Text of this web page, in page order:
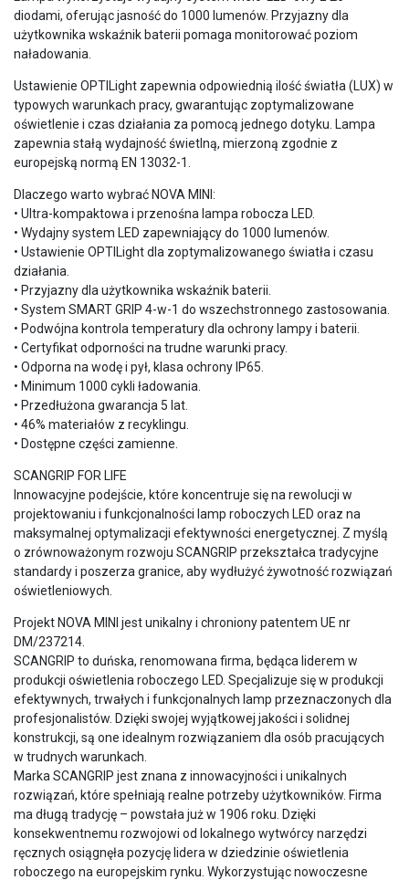
diodami, oferując jasność do 1000 lumenów. Przyjazny dla
użytkownika wskaźnik baterii pomaga monitorować poziom
naładowania.
Ustawienie OPTILight zapewnia odpowiednią ilość światła (LUX) w
typowych warunkach pracy, gwarantując zoptymalizowane
oświetlenie i czas działania za pomocą jednego dotyku. Lampa
zapewnia stałą wydajność świetlną, mierzoną zgodnie z
europejską normą EN 13032-1.
Dlaczego warto wybrać NOVA MINI:
• Ultra-kompaktowa i przenośna lampa robocza LED.
• Wydajny system LED zapewniający do 1000 lumenów.
• Ustawienie OPTILight dla zoptymalizowanego światła i czasu
działania.
• Przyjazny dla użytkownika wskaźnik baterii.
• System SMART GRIP 4-w-1 do wszechstronnego zastosowania.
• Podwójna kontrola temperatury dla ochrony lampy i baterii.
• Certyfikat odporności na trudne warunki pracy.
• Odporna na wodę i pył, klasa ochrony IP65.
• Minimum 1000 cykli ładowania.
• Przedłużona gwarancja 5 lat.
• 46% materiałów z recyklingu.
• Dostępne części zamienne.
SCANGRIP FOR LIFE
Innowacyjne podejście, które koncentruje się na rewolucji w
projektowaniu i funkcjonalności lamp roboczych LED oraz na
maksymalnej optymalizacji efektywności energetycznej. Z myślą
o zrównoważonym rozwoju SCANGRIP przekształca tradycyjne
standardy i poszerza granice, aby wydłużyć żywotność rozwiązań
oświetleniowych.
Projekt NOVA MINI jest unikalny i chroniony patentem UE nr
DM/237214.
SCANGRIP to duńska, renomowana firma, będąca liderem w
produkcji oświetlenia roboczego LED. Specjalizuje się w produkcji
efektywnych, trwałych i funkcjonalnych lamp przeznaczonych dla
profesjonalistów. Dzięki swojej wyjątkowej jakości i solidnej
konstrukcji, są one idealnym rozwiązaniem dla osób pracujących
w trudnych warunkach.
Marka SCANGRIP jest znana z innowacyjności i unikalnych
rozwiązań, które spełniają realne potrzeby użytkowników. Firma
ma długą tradycję – powstała już w 1906 roku. Dzięki
konsekwentnemu rozwojowi od lokalnego wytwórcy narzędzi
ręcznych osiągnęła pozycję lidera w dziedzinie oświetlenia
roboczego na europejskim rynku. Wykorzystując nowoczesne